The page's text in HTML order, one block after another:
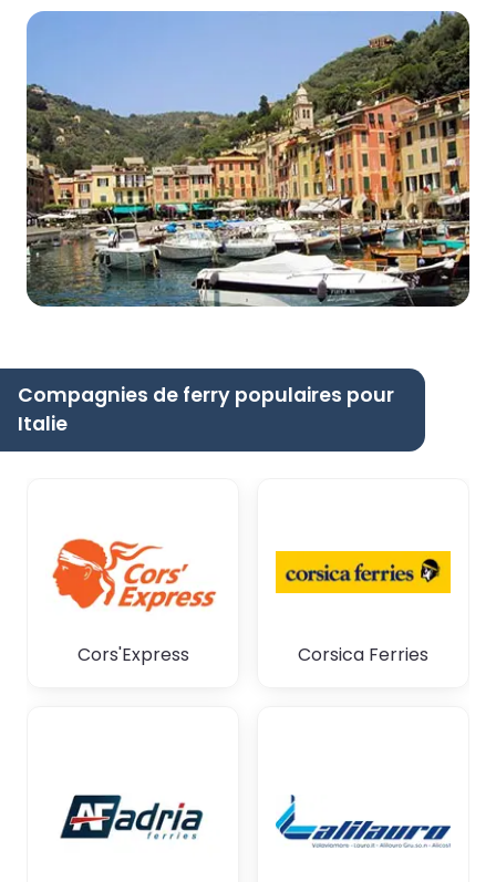
Compagnies de ferry populaires pour
Italie
Cors'Express Corsica Ferries